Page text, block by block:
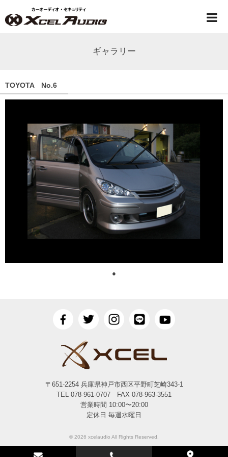
ギャラリー
TOYOTA No.6
●
〒651-2254 兵庫県神戸市西区平野町芝崎343-1
TEL 078-961-0707 FAX 078-963-3551
営業時間 10:00〜20:00
定休日 毎週水曜日
© 2026 xcelaudio All Rights Reserved.